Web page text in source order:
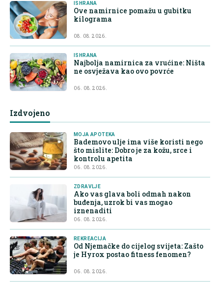
ISHRANA
Ove namirnice pomažu u gubitku
kilograma
08. 08. 2026.
ISHRANA
Najbolja namirnica za vrućine: Ništa
ne osvježava kao ovo povrće
06. 08. 2026.
Izdvojeno
MOJA APOTEKA
Bademovo ulje ima više koristi nego
što mislite: Dobro je za kožu, srce i
kontrolu apetita
06. 08. 2026.
ZDRAVLJE
Ako vas glava boli odmah nakon
buđenja, uzrok bi vas mogao
iznenaditi
06. 08. 2026.
REKREACIJA
Od Njemačke do cijelog svijeta: Zašto
je Hyrox postao fitness fenomen?
06. 08. 2026.